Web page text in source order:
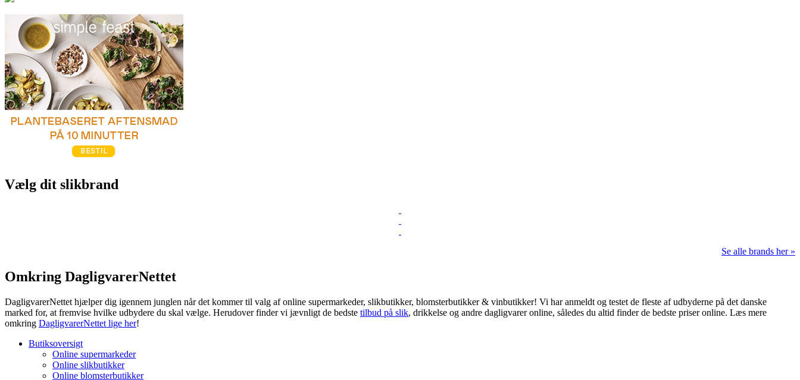
Vælg dit slikbrand
Se alle brands her »
Omkring DagligvarerNettet
DagligvarerNettet hjælper dig igennem junglen når det kommer til valg af online supermarkeder, slikbutikker, blomsterbutikker & vinbutikker! Vi har anmeldt og testet de fleste af udbyderne på det danske
marked for, at fremvise hvilke udbydere du skal vælge. Herudover finder vi jævnligt de bedste tilbud på slik, drikkelse og andre dagligvarer online, således du altid finder de bedste priser online. Læs mere
omkring DagligvarerNettet lige her!
Butiksoversigt
Online supermarkeder
Online slikbutikker
Online blomsterbutikker